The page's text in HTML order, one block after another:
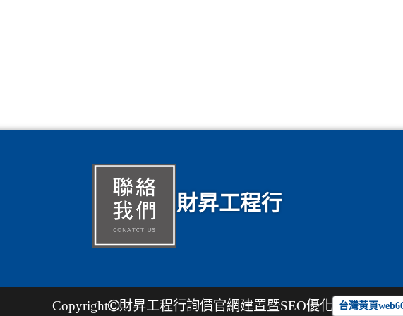
財昇工程行
Copyright 財昇工程行詢價官網建置暨SEO優化 台灣黃頁